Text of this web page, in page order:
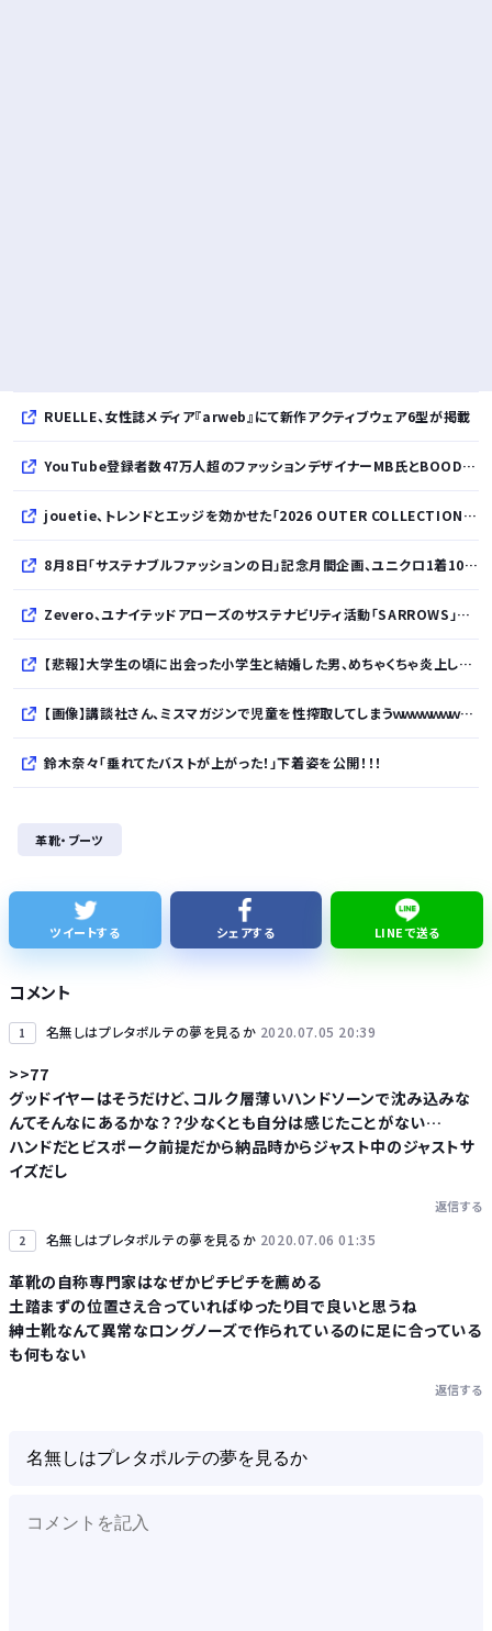
RUELLE、女性誌メディア『arweb』にて新作アクティブウェア6型が掲載
YouTube登録者数47万人超のファッションデザイナーMB氏とBOODYがコラボレーション。極上の着心地を追求した別注Tシャツが8月12日発売開始
jouetie、トレンドとエッジを効かせた「2026 OUTER COLLECTION」を公開
8月8日「サステナブルファッションの日」記念月間企画、ユニクロ1着100円買取保証とXプレゼントキャンペーンを実施
Zevero、ユナイテッドアローズのサステナビリティ活動「SARROWS」を支援。Scope 3排出量算定の効率化・精緻化を開始
【悲報】大学生の頃に出会った小学生と結婚した男、めちゃくちゃ炎上してしまうwwwwwwwww
【画像】講談社さん、ミスマガジンで児童を性搾取してしまうｗｗｗｗｗｗｗｗｗ
鈴木奈々「垂れてたバストが上がった！」下着姿を公開！！！
実証実験都市「ウーブン・シティ」が一般の居住希望者の募集開始 すでにトヨタ関係者が居住
Powered by livedoor 相互RSS
革靴・ブーツ
ツイートする シェアする LINEで送る
コメント
1 名無しはプレタポルテの夢を見るか 2020.07.05 20:39
>>77
グッドイヤーはそうだけど、コルク層薄いハンドソーンで沈み込みな
んてそんなにあるかな？？少なくとも自分は感じたことがない…
ハンドだとビスポーク前提だから納品時からジャスト中のジャストサ
イズだし
返信する
2 名無しはプレタポルテの夢を見るか 2020.07.06 01:35
革靴の自称専門家はなぜかピチピチを薦める
土踏まずの位置さえ合っていればゆったり目で良いと思うね
紳士靴なんて異常なロングノーズで作られているのに足に合っている
も何もない
返信する